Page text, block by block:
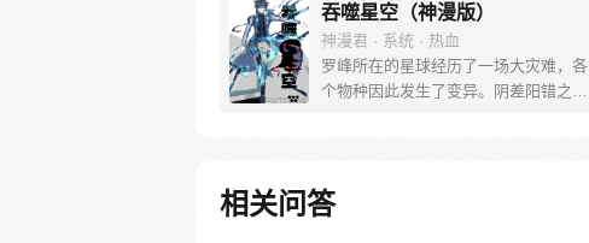
吞噬星空（神漫版）
神漫君 · 系统 · 热血
罗峰所在的星球经历了一场大灾难，各
个物种因此发生了变异。阴差阳错之
去了肉身。于是，他趁机取而代之，成
为了新的星空吞噬巨兽，同时还形成了
相关问答